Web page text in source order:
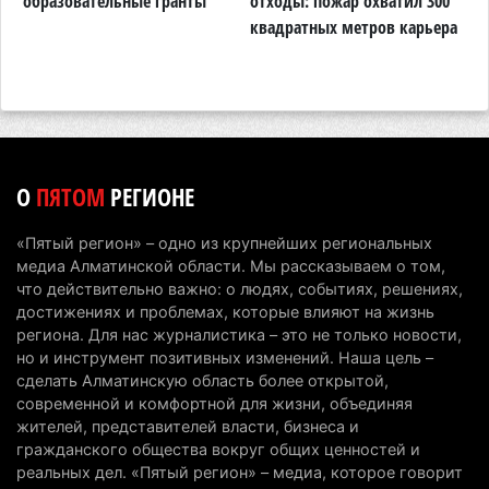
225
мировом рейтинге благополучия
Казахстан может начать выпуск экологичного
топлива для самолетов: пилотный проект
запустят в Алатау
5 августа 2026 г. 12:32 195
Туриста с тяжелыми травмами эвакуировали в
горах Алматинской области после камнепада
5 августа 2026 г. 11:23 165
квадратных метров карьера
ОПЯТОМ РЕГИОНЕ
«Пятый регион» – одно из крупнейших региональных
медиа Алматинской области. Мы рассказываем о том,
что действительно важно: о людях, событиях, решениях,
достижениях и проблемах, которые влияют на жизнь
региона. Для нас журналистика – это не только новости,
но и инструмент позитивных изменений. Наша цель –
сделать Алматинскую область более открытой,
современной и комфортной для жизни, объединяя
жителей, представителей власти, бизнеса и
гражданского общества вокруг общих ценностей и
реальных дел. «Пятый регион» – медиа, которое говорит